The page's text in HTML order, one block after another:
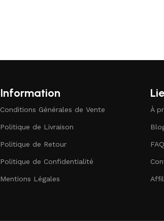
Information
Conditions Générales de Vente
Politique de Livraison
Politique de Retour
Politique de Confidentialité
Mentions Légales
À
FAQ